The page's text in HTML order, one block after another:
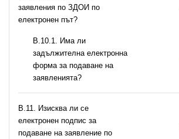
заявления по ЗДОИ по
електронен път?
В.10.1. Има ли
задължителна електронна
форма за подаване на
заявленията?
В.11. Изисква ли се
електронен подпис за
подаване на заявление по